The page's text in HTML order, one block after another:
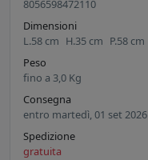
8056598472110
Dimensioni
L.58 cm H.35 cm P.58 cm
Peso
fino a 3,0 Kg
Consegna
entro martedì, 01 set 2026
Spedizione
gratuita